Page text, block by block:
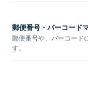
郵便番号・バーコード
郵便番号や、バーコード
す。